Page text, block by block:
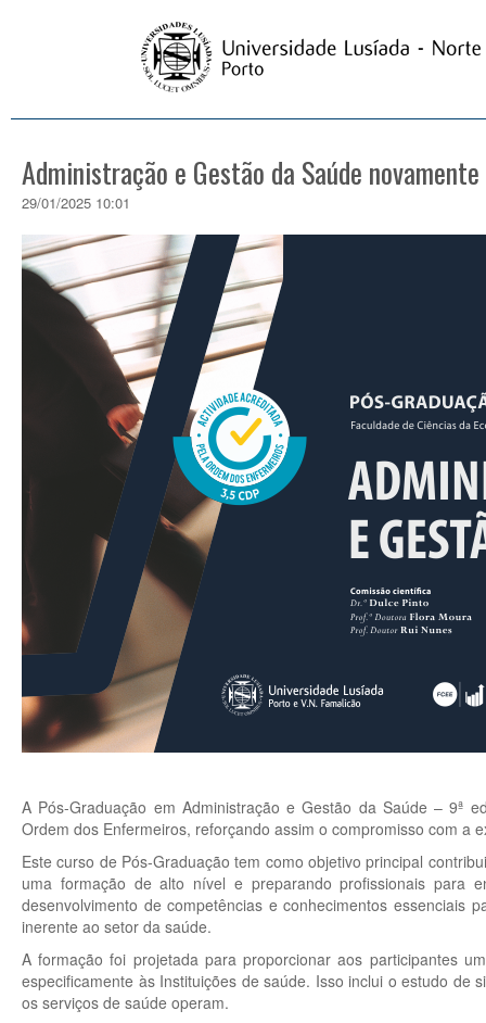
Administração e Gestão da Saúde
29/01/2025 10:01
A Pós-Graduação em Administração e Gestão da Saúde – 9ª
Ordem dos Enfermeiros, reforçando assim o compromisso com a
Este curso de Pós-Graduação tem como objetivo principal
uma formação de alto nível e preparando profissionais para
desenvolvimento de competências e conhecimentos essenciais
inerente ao setor da saúde.
A formação foi projetada para proporcionar aos participantes
especificamente às Instituições de saúde. Isso inclui o estudo
os serviços de saúde operam.